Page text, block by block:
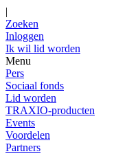
|
Zoeken
Inloggen
Ik wil lid worden
Menu
Pers
Sociaal fonds
Lid worden
TRAXIO-producten
Events
Voordelen
Partners